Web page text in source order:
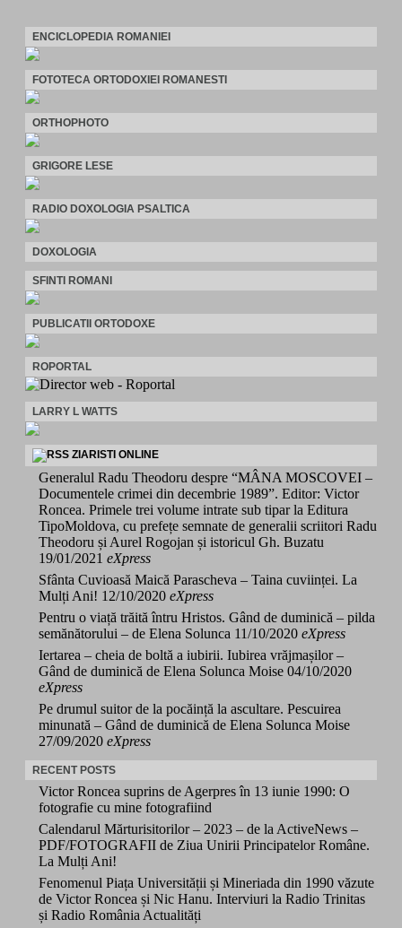
ENCICLOPEDIA ROMANIEI
FOTOTECA ORTODOXIEI ROMANESTI
ORTHOPHOTO
GRIGORE LESE
RADIO DOXOLOGIA PSALTICA
DOXOLOGIA
SFINTI ROMANI
PUBLICATII ORTODOXE
ROPORTAL
LARRY L WATTS
ZIARISTI ONLINE
Generalul Radu Theodoru despre “MÂNA MOSCOVEI –
Documentele crimei din decembrie 1989”. Editor: Victor
Roncea. Primele trei volume intrate sub tipar la Editura
TipoMoldova, cu prefețe semnate de generalii scriitori Radu
Theodoru și Aurel Rogojan și istoricul Gh. Buzatu
19/01/2021 eXpress
Sfânta Cuvioasă Maică Parascheva – Taina cuviinței. La
Mulți Ani! 12/10/2020 eXpress
Pentru o viață trăită întru Hristos. Gând de duminică – pilda
semănătorului – de Elena Solunca 11/10/2020 eXpress
Iertarea – cheia de boltă a iubirii. Iubirea vrăjmașilor –
Gând de duminică de Elena Solunca Moise 04/10/2020
eXpress
Pe drumul suitor de la pocăință la ascultare. Pescuirea
minunată – Gând de duminică de Elena Solunca Moise
27/09/2020 eXpress
RECENT POSTS
Victor Roncea suprins de Agerpres în 13 iunie 1990: O
fotografie cu mine fotografiind
Calendarul Mărturisitorilor – 2023 – de la ActiveNews –
PDF/FOTOGRAFII de Ziua Unirii Principatelor Române.
La Mulți Ani!
Fenomenul Piața Universității și Mineriada din 1990 văzute
de Victor Roncea și Nic Hanu. Interviuri la Radio Trinitas
și Radio România Actualități